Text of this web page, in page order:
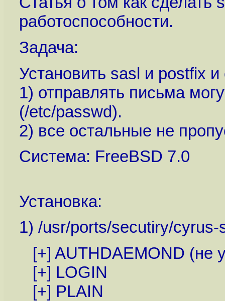
работоспособности.
Задача:
Установить sasl и postfix
1) отправлять письма
(/etc/passwd).
2) все остальные не
Система: FreeBSD 7.0
Установка:
1) /usr/ports/secutiry/cyrus-
[+] AUTHDAEMOND (не
[+] LOGIN
[+] PLAIN